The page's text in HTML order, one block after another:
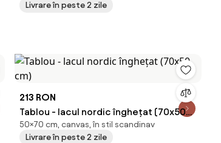
Livrare în peste 2 zile
213 RON
Tablou - lacul nordic înghețat (70x50
cm)
50×70 cm, canvas, în stil scandinav
Livrare în peste 2 zile